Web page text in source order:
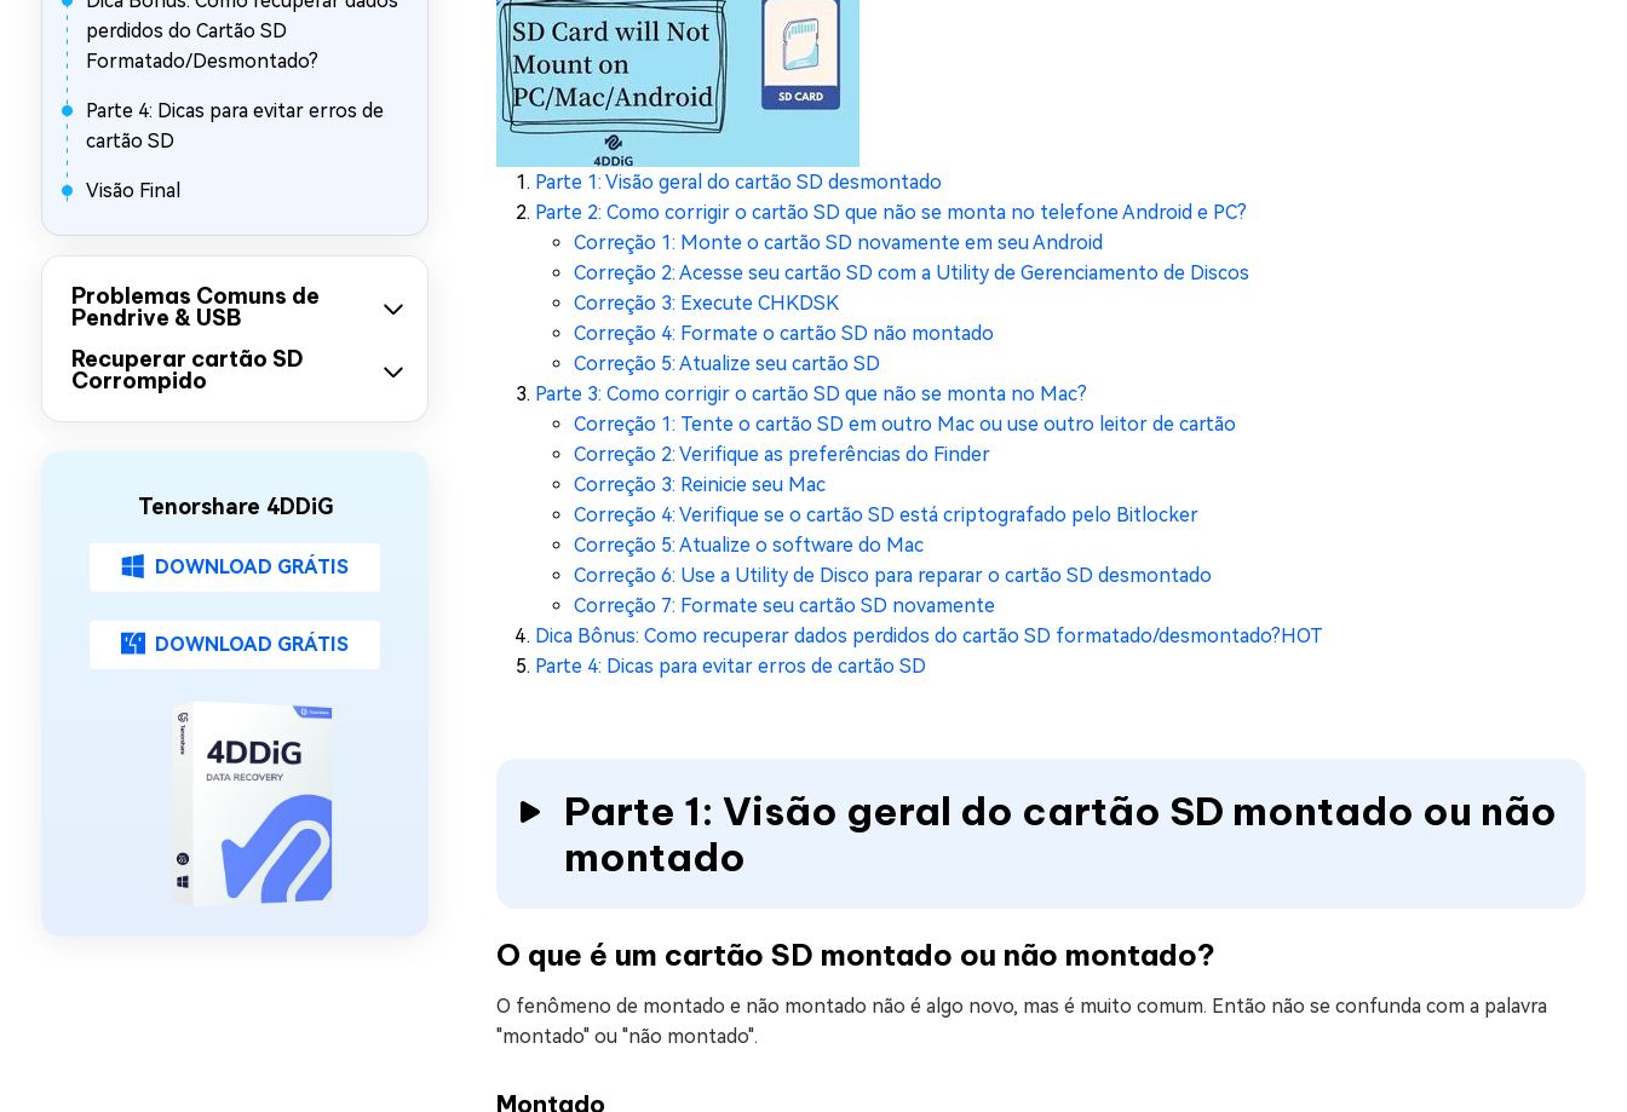
perdidos do Cartão SD
Formatado/Desmontado?
Parte 4: Dicas para evitar erros de
cartão SD
Visão Final
Problemas Comuns de
Pendrive & USB
Recuperar cartão SD
Corrompido
Tenorshare 4DDiG
DOWNLOAD GRÁTIS
DOWNLOAD GRÁTIS
Parte 1: Visão geral do cartão SD desmontado
Parte 2: Como corrigir o cartão SD que não se monta no telefone Android e PC?
Correção 1: Monte o cartão SD novamente em seu Android
Correção 2: Acesse seu cartão SD com a Utility de Gerenciamento de Discos
Correção 3: Execute CHKDSK
Correção 4: Formate o cartão SD não montado
Correção 5: Atualize seu cartão SD
Parte 3: Como corrigir o cartão SD que não se monta no Mac?
Correção 1: Tente o cartão SD em outro Mac ou use outro leitor de cartão
Correção 2: Verifique as preferências do Finder
Correção 3: Reinicie seu Mac
Correção 4: Verifique se o cartão SD está criptografado pelo Bitlocker
Correção 5: Atualize o software do Mac
Correção 6: Use a Utility de Disco para reparar o cartão SD desmontado
Correção 7: Formate seu cartão SD novamente
Dica Bônus: Como recuperar dados perdidos do cartão SD formatado/desmontado?HOT
Parte 4: Dicas para evitar erros de cartão SD
Parte 1: Visão geral do cartão SD montado ou não
montado
O que é um cartão SD montado ou não montado?
O fenômeno de montado e não montado não é algo novo, mas é muito comum. Então não se confunda com a palavra
"montado" ou "não montado".
Montado